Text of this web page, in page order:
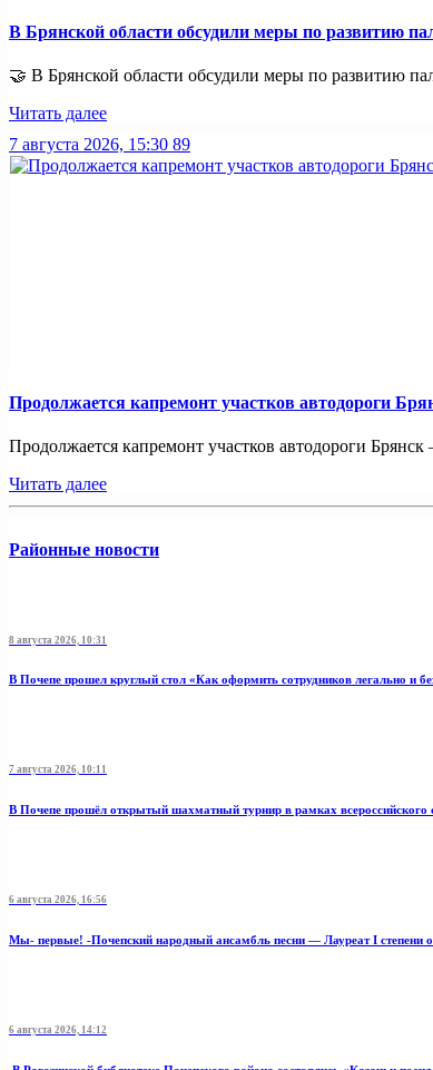
В Брянской области обсудили меры по развитию
🤝 В Брянской области обсудили меры по развитию
Читать далее
7 августа 2026, 15:30 89
Продолжается капремонт участков автодороги
Продолжается капремонт участков автодороги
Читать далее
Районные новости
8 августа 2026, 10:31
В Почепе прошел круглый стол «Как оформить сотрудников легально и
7 августа 2026, 10:11
В Почепе прошёл открытый шахматный турнир в рамках всероссийского
6 августа 2026, 16:56
Мы- первые! -Почепский народный ансамбль песни — Лауреат I степени
6 августа 2026, 14:12